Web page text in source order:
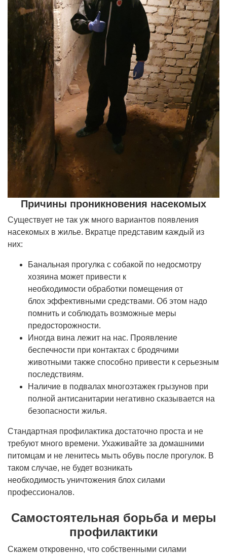
Причины проникновения насекомых
Существует не так уж много вариантов появления
насекомых в жилье. Вкратце представим каждый из
них:
Банальная прогулка с собакой по недосмотру
хозяина может привести к
необходимости обработки помещения от
блох эффективными средствами. Об этом надо
помнить и соблюдать возможные меры
предосторожности.
Иногда вина лежит на нас. Проявление
беспечности при контактах с бродячими
животными также способно привести к серьезным
последствиям.
Наличие в подвалах многоэтажек грызунов при
полной антисанитарии негативно сказывается на
безопасности жилья.
Стандартная профилактика достаточно проста и не
требуют много времени. Ухаживайте за домашними
питомцам и не ленитесь мыть обувь после прогулок. В
таком случае, не будет возникать
необходимость уничтожения блох силами
профессионалов.
Самостоятельная борьба и меры
профилактики
Скажем откровенно, что собственными силами